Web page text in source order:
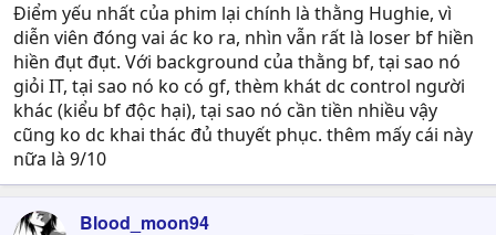
Điểm yếu nhất của phim lại chính là thằng Hughie, vì
diễn viên đóng vai ác ko ra, nhìn vẫn rất là loser bf hiền
hiền đụt đụt. Với background của thằng bf, tại sao nó
giỏi IT, tại sao nó ko có gf, thèm khát dc control người
khác (kiểu bf độc hại), tại sao nó cần tiền nhiều vậy
cũng ko dc khai thác đủ thuyết phục. thêm mấy cái này
nữa là 9/10
Blood_moon94